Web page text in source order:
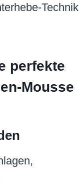
Technik
perfekte
Mousse